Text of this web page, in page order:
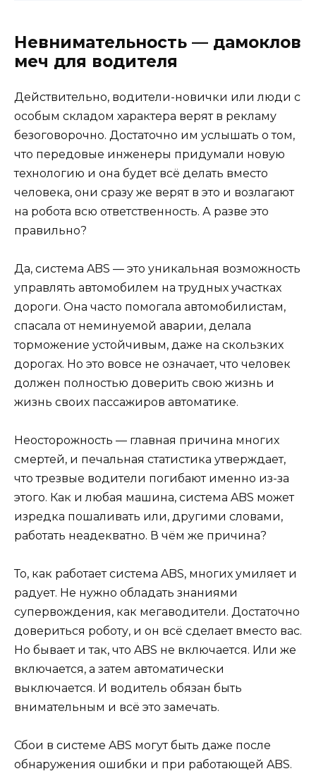
Невнимательность — дамоклов
меч для водителя
Действительно, водители-новички или люди с
особым складом характера верят в рекламу
безоговорочно. Достаточно им услышать о том,
что передовые инженеры придумали новую
технологию и она будет всё делать вместо
человека, они сразу же верят в это и возлагают
на робота всю ответственность. А разве это
правильно?
Да, система ABS — это уникальная возможность
управлять автомобилем на трудных участках
дороги. Она часто помогала автомобилистам,
спасала от неминуемой аварии, делала
торможение устойчивым, даже на скользких
дорогах. Но это вовсе не означает, что человек
должен полностью доверить свою жизнь и
жизнь своих пассажиров автоматике.
Неосторожность — главная причина многих
смертей, и печальная статистика утверждает,
что трезвые водители погибают именно из-за
этого. Как и любая машина, система ABS может
изредка пошаливать или, другими словами,
работать неадекватно. В чём же причина?
То, как работает система ABS, многих умиляет и
радует. Не нужно обладать знаниями
супервождения, как мегаводители. Достаточно
довериться роботу, и он всё сделает вместо вас.
Но бывает и так, что ABS не включается. Или же
включается, а затем автоматически
выключается. И водитель обязан быть
внимательным и всё это замечать.
Сбои в системе ABS могут быть даже после
обнаружения ошибки и при работающей ABS.